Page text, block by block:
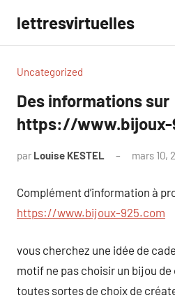
contenu
lettresvirtuelles
Uncategorized
Des informations sur
https://www.bijoux-
par Louise KESTEL mars 10,
Complément d’information à
https://www.bijoux-925.com
vous cherchez une idée de
motif ne pas choisir un bijou de
toutes sortes de choix de